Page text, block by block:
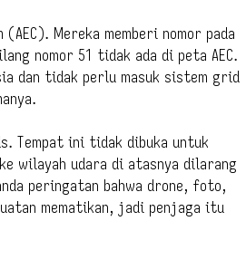
Mereka memberi nomor pada
nomor 51 tidak ada di peta AEC.
dan tidak perlu masuk sistem grid
Tempat ini tidak dibuka untuk
wilayah udara di atasnya dilarang
peringatan bahwa drone, foto,
mematikan, jadi penjaga itu